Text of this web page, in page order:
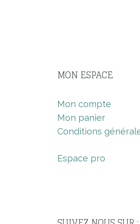
MON ESPACE
Mon compte
Mon panier
Conditions
Espace pro